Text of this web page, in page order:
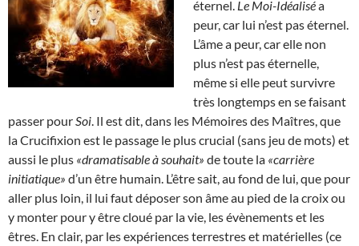
éternel. Le Moi-Idéaliséa
peur, car lui n’est pas éternel.
L’âme a peur, car elle non
plus n’est pas éternelle,
même si elle peut survivre
très longtemps en se faisant
passer pour Soi . Il est dit, dans les Mémoires des Maîtres, que
la Crucifixion est le passage le plus crucial (sans jeu de mots) et
aussi le plus «dramatisable à souhait» de toute la «carrière
initiatique» d’un être humain. L’être sait, au fond de lui, que pour
aller plus loin, il lui faut déposer son âme au pied de la croix ou
y monter pour y être cloué par la vie, les évènements et les
êtres. En clair, par les expériences terrestres et matérielles (ce